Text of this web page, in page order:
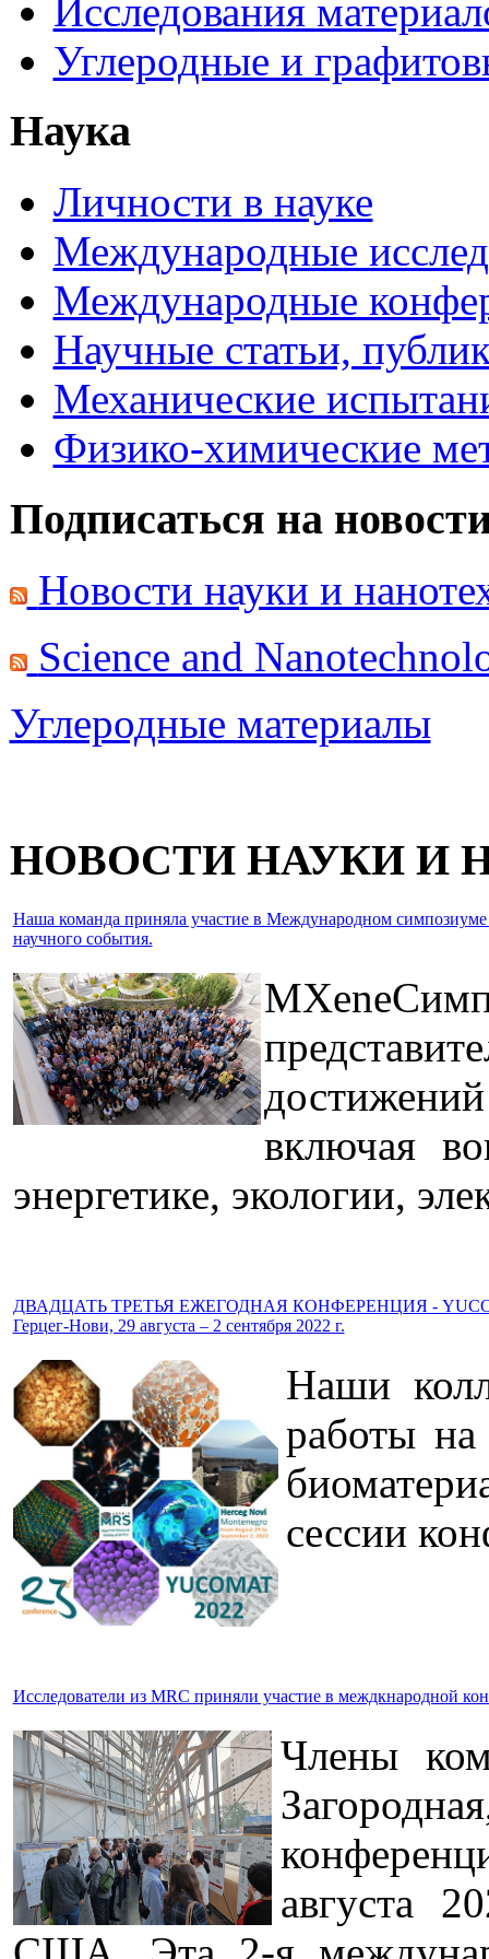
Исследования
Углеродные и
Наука
Личности в науке
Международные
Международные
Научные статьи,
Механические
Физико-химические
Подписаться на
Новости науки и
Science and
Углеродные материалы
НОВОСТИ НАУКИ И
Наша команда приняла участие в Международном
научного события.
включая
энергетике, экологии,
ДВАДЦАТЬ ТРЕТЬЯ ЕЖЕГОДНАЯ КОНФЕРЕНЦИЯ -
Герцег-Нови, 29 августа – 2 сентября 2022 г.
Наши
работы
сессии
Исследователи из MRC приняли участие в междкнародной
Члены
августа